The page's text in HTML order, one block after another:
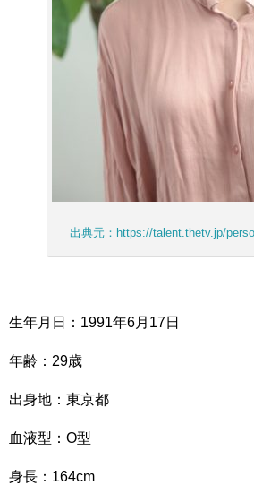
出典元：https://talent.thetv.jp/
生年月日：1991年6月17日
年齢：29歳
出身地：東京都
血液型：O型
身長：164cm